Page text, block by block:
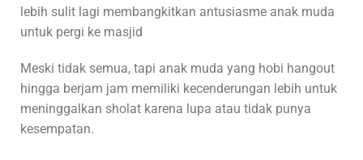
lebih sulit lagi membangkitkan antusiasme anak muda
untuk pergi ke masjid
Meski tidak semua, tapi anak muda yang hobi hangout
hingga berjam jam memiliki kecenderungan lebih untuk
meninggalkan sholat karena lupa atau tidak punya
kesempatan.